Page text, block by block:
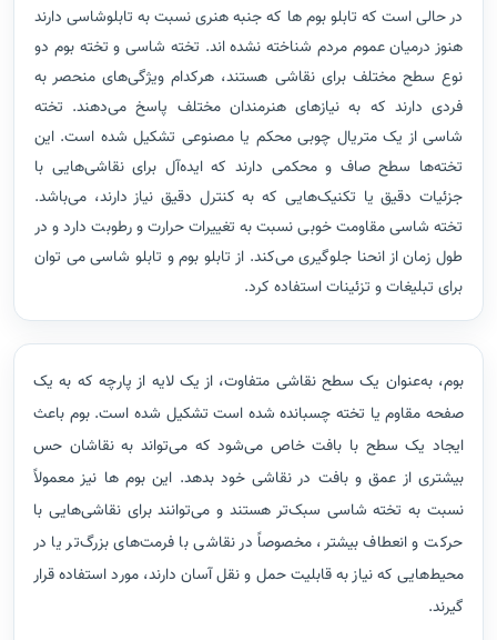
در حالی است که تابلو بوم ها که جنبه هنری نسبت به تابلوشاسی دارند
هنوز درمیان عموم مردم شناخته نشده اند. تخته شاسی و تخته بوم دو
نوع سطح مختلف برای نقاشی هستند، هرکدام ویژگی‌های منحصر به
فردی دارند که به نیازهای هنرمندان مختلف پاسخ می‌دهند. تخته
شاسی از یک متریال چوبی محکم یا مصنوعی تشکیل شده است. این
تخته‌ها سطح صاف و محکمی دارند که ایده‌آل برای نقاشی‌هایی با
جزئیات دقیق یا تکنیک‌هایی که به کنترل دقیق نیاز دارند، می‌باشد.
تخته شاسی مقاومت خوبی نسبت به تغییرات حرارت و رطوبت دارد و در
طول زمان از انحنا جلوگیری می‌کند. از تابلو بوم و تابلو شاسی می توان
برای تبلیغات و تزئینات استفاده کرد.
بوم، به‌عنوان یک سطح نقاشی متفاوت، از یک لایه از پارچه که به یک
صفحه مقاوم یا تخته چسبانده شده است تشکیل شده است. بوم باعث
ایجاد یک سطح با بافت خاص می‌شود که می‌تواند به نقاشان حس
بیشتری از عمق و بافت در نقاشی خود بدهد. این بوم ها نیز معمولاً
نسبت به تخته شاسی سبک‌تر هستند و می‌توانند برای نقاشی‌هایی با
حرکت و انعطاف بیشتر، مخصوصاً در نقاشی با فرمت‌های بزرگ‌تر یا در
محیط‌هایی که نیاز به قابلیت حمل و نقل آسان دارند، مورد استفاده قرار
گیرند.